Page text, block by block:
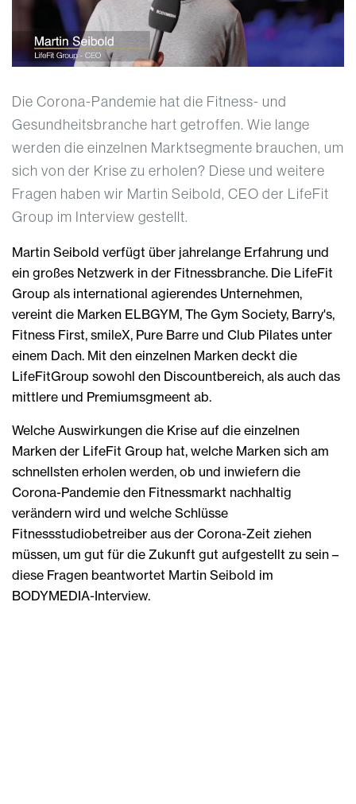
Die Corona-Pandemie hat die Fitness- und
Gesundheitsbranche hart getroffen. Wie lange
werden die einzelnen Marktsegmente brauchen, um
sich von der Krise zu erholen? Diese und weitere
Fragen haben wir Martin Seibold, CEO der LifeFit
Group im Interview gestellt.
Martin Seibold verfügt über jahrelange Erfahrung und
ein großes Netzwerk in der Fitnessbranche. Die LifeFit
Group als international agierendes Unternehmen,
vereint die Marken ELBGYM, The Gym Society, Barry's,
Fitness First, smileX, Pure Barre und Club Pilates unter
einem Dach. Mit den einzelnen Marken deckt die
LifeFitGroup sowohl den Discountbereich, als auch das
mittlere und Premiumsgmeent ab.
Welche Auswirkungen die Krise auf die einzelnen
Marken der LifeFit Group hat, welche Marken sich am
schnellsten erholen werden, ob und inwiefern die
Corona-Pandemie den Fitnessmarkt nachhaltig
verändern wird und welche Schlüsse
Fitnessstudiobetreiber aus der Corona-Zeit ziehen
müssen, um gut für die Zukunft gut aufgestellt zu sein –
diese Fragen beantwortet Martin Seibold im
BODYMEDIA-Interview.